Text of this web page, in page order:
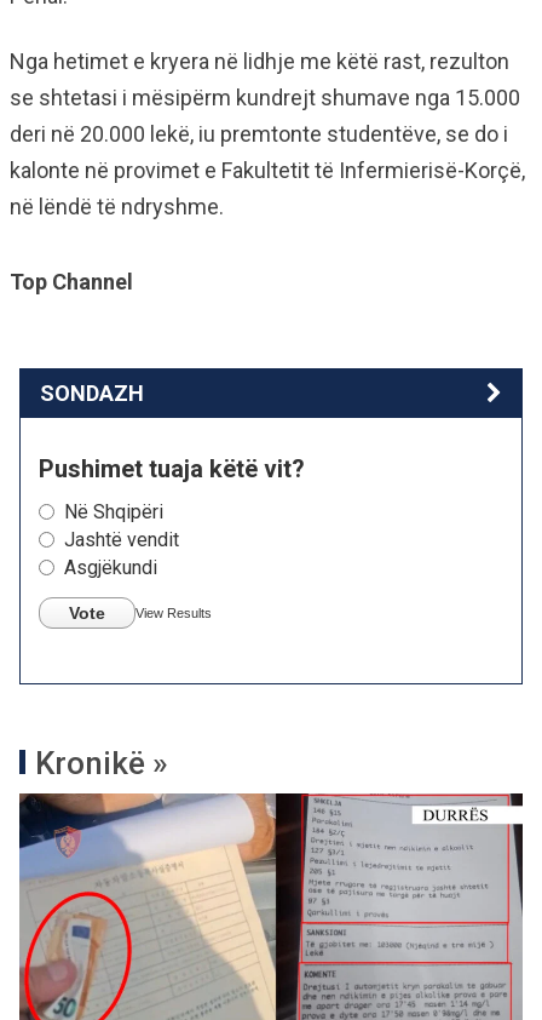
Nga hetimet e kryera në lidhje me këtë rast, rezulton
se shtetasi i mësipërm kundrejt shumave nga 15.000
deri në 20.000 lekë, iu premtonte studentëve, se do i
kalonte në provimet e Fakultetit të Infermierisë-Korçë,
në lëndë të ndryshme.
Top Channel
SONDAZH
Pushimet tuaja këtë vit?
Në Shqipëri
Jashtë vendit
Asgjëkundi
Vote View Results
Kronikë »